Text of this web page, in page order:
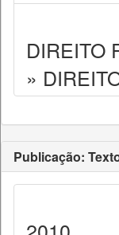
DIREITO
»
Publicação: